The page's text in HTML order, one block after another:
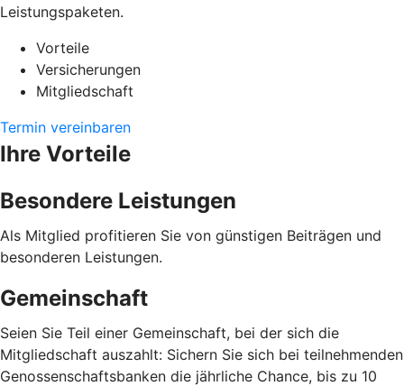
Leistungspaketen.
Vorteile
Versicherungen
Mitgliedschaft
Termin vereinbaren
Ihre Vorteile
Besondere Leistungen
Als Mitglied profitieren Sie von günstigen Beiträgen und
besonderen Leistungen.
Gemeinschaft
Seien Sie Teil einer Gemeinschaft, bei der sich die
Mitgliedschaft auszahlt: Sichern Sie sich bei teilnehmenden
Genossenschaftsbanken die jährliche Chance, bis zu 10